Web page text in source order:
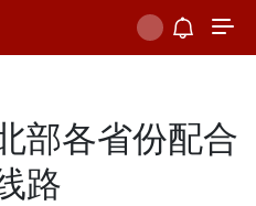
部各省份配合
路